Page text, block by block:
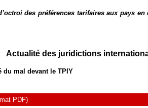
des préférences tarifaires aux pays en
Actualité des juridictions
du mal devant le TPIY
PDF)